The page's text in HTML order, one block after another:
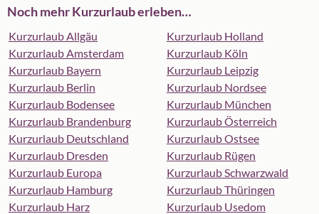
Noch mehr Kurzurlaub erleben…
Kurzurlaub Allgäu
Kurzurlaub Amsterdam
Kurzurlaub Bayern
Kurzurlaub Berlin
Kurzurlaub Bodensee
Kurzurlaub Brandenburg
Kurzurlaub Deutschland
Kurzurlaub Dresden
Kurzurlaub Europa
Kurzurlaub Hamburg
Kurzurlaub Harz
Kurzurlaub Holland
Kurzurlaub Köln
Kurzurlaub Leipzig
Kurzurlaub Nordsee
Kurzurlaub München
Kurzurlaub Österreich
Kurzurlaub Ostsee
Kurzurlaub Rügen
Kurzurlaub Schwarzwald
Kurzurlaub Thüringen
Kurzurlaub Usedom